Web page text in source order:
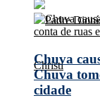
Chuva
Chuva
cidade